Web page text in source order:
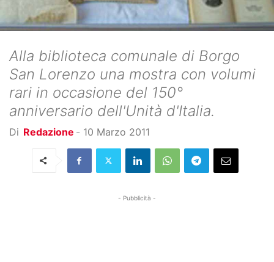
Alla biblioteca comunale di Borgo
San Lorenzo una mostra con volumi
rari in occasione del 150°
anniversario dell'Unità d'Italia.
Di Redazione - 10 Marzo 2011
- Pubblicità -